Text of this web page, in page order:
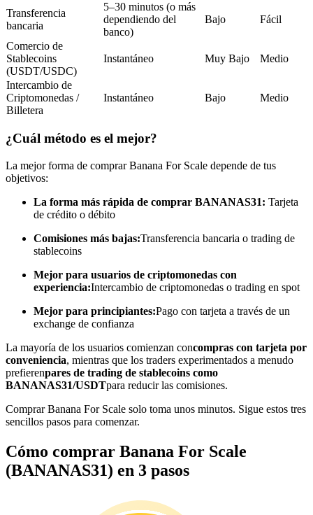
Conviértete en un Trader de Copia
Disfruta del reparto de beneficios y comisiones de copy trading
Información
Análisis de big data que incluye información comercial, etc.
Guía
Guía de inicio de futuros
Transferencia
bancaria
5–30 minutos (o más
dependiendo del
banco)
Bajo Fácil
Comercio de
Stablecoins
(USDT/USDC)
Instantáneo Muy Bajo Medio
Intercambio de
Criptomonedas /
Billetera
Instantáneo Bajo Medio
¿Cuál método es el mejor?
La mejor forma de comprar Banana For Scale depende de tus
objetivos:
La forma más rápida de comprar BANANAS31: Tarjeta
de crédito o débito
Comisiones más bajas:Transferencia bancaria o trading de
stablecoins
Mejor para usuarios de criptomonedas con
experiencia:Intercambio de criptomonedas o trading en spot
Mejor para principiantes:Pago con tarjeta a través de un
exchange de confianza
La mayoría de los usuarios comienzan concompras con tarjeta por
conveniencia, mientras que los traders experimentados a menudo
prefierenpares de trading de stablecoins como
BANANAS31/USDTpara reducir las comisiones.
Comprar Banana For Scale solo toma unos minutos. Sigue estos tres
sencillos pasos para comenzar.
Cómo comprar Banana For Scale
(BANANAS31) en 3 pasos